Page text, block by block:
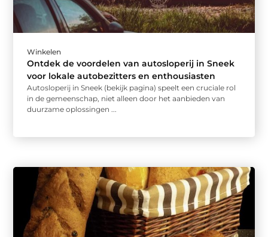
Winkelen
Ontdek de voordelen van autosloperij in Sneek
voor lokale autobezitters en enthousiasten
Autosloperij in Sneek (bekijk pagina) speelt een cruciale rol
in de gemeenschap, niet alleen door het aanbieden van
duurzame oplossingen ...